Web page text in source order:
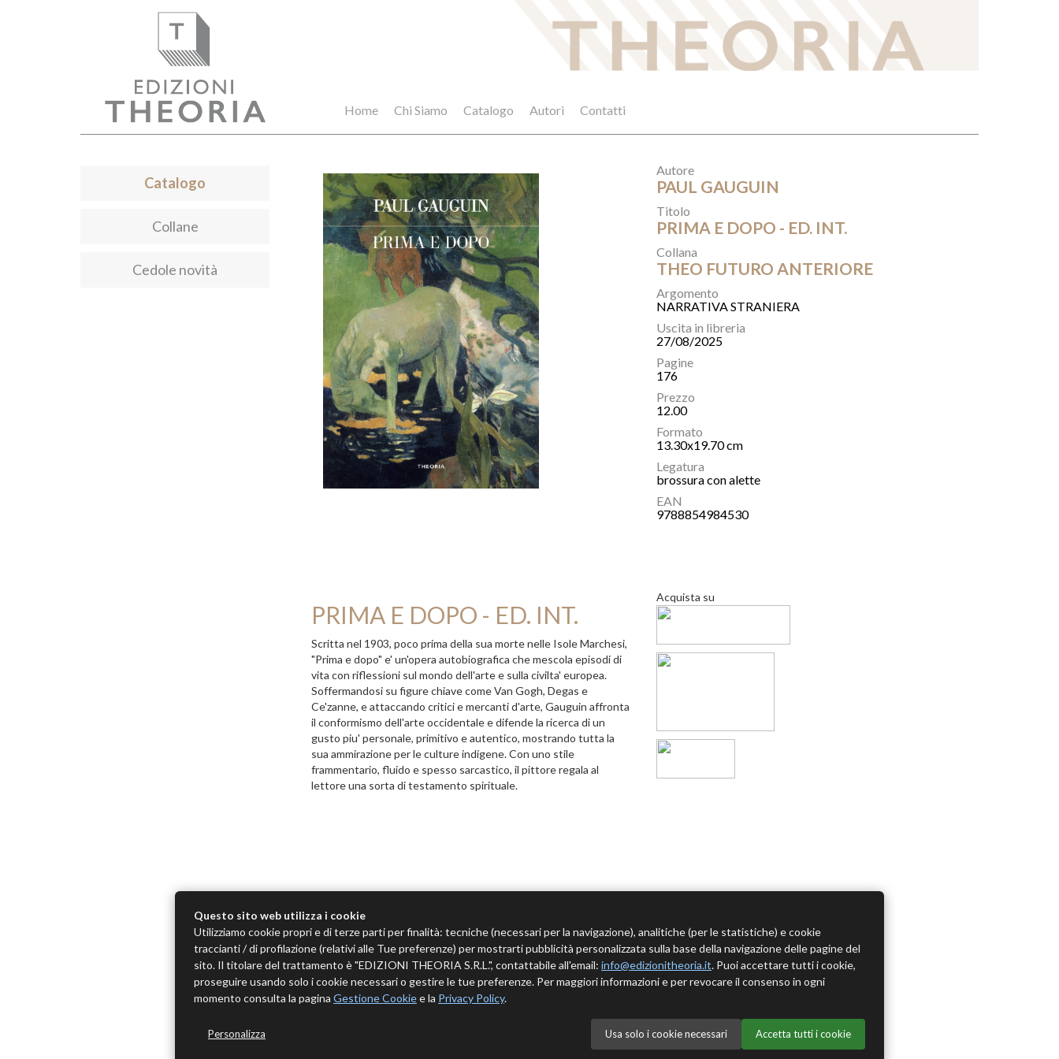
Home Chi Siamo Catalogo Autori Contatti
Catalogo
Collane
Cedole novità
Autore
PAUL GAUGUIN
Titolo
PRIMA E DOPO - ED. INT.
Collana
THEO FUTURO ANTERIORE
Argomento
NARRATIVA STRANIERA
Uscita in libreria
27/08/2025
Pagine
176
Prezzo
12.00
Formato
13.30x19.70 cm
Legatura
brossura con alette
EAN
9788854984530
PRIMA E DOPO - ED. INT.
Scritta nel 1903, poco prima della sua morte nelle Isole Marchesi,
"Prima e dopo" e' un'opera autobiografica che mescola episodi di
vita con riflessioni sul mondo dell'arte e sulla civilta' europea.
Soffermandosi su figure chiave come Van Gogh, Degas e
Ce'zanne, e attaccando critici e mercanti d'arte, Gauguin affronta
il conformismo dell'arte occidentale e difende la ricerca di un
gusto piu' personale, primitivo e autentico, mostrando tutta la
sua ammirazione per le culture indigene. Con uno stile
frammentario, fluido e spesso sarcastico, il pittore regala al
lettore una sorta di testamento spirituale.
Acquista su
Questo sito web utilizza i cookie
Utilizziamo cookie propri e di terze parti per finalità: tecniche (necessari per la navigazione), analitiche (per le statistiche) e cookie
traccianti / di profilazione (relativi alle Tue preferenze) per mostrarti pubblicità personalizzata sulla base della navigazione delle pagine del
sito. Il titolare del trattamento è "EDIZIONI THEORIA S.R.L.", contattabile all'email: info@edizionitheoria.it. Puoi accettare tutti i cookie,
proseguire usando solo i cookie necessari o gestire le tue preferenze. Per maggiori informazioni e per revocare il consenso in ogni
momento consulta la pagina Gestione Cookiee la Privacy Policy.
Personalizza Usa solo i cookie necessari Accetta tutti i cookie